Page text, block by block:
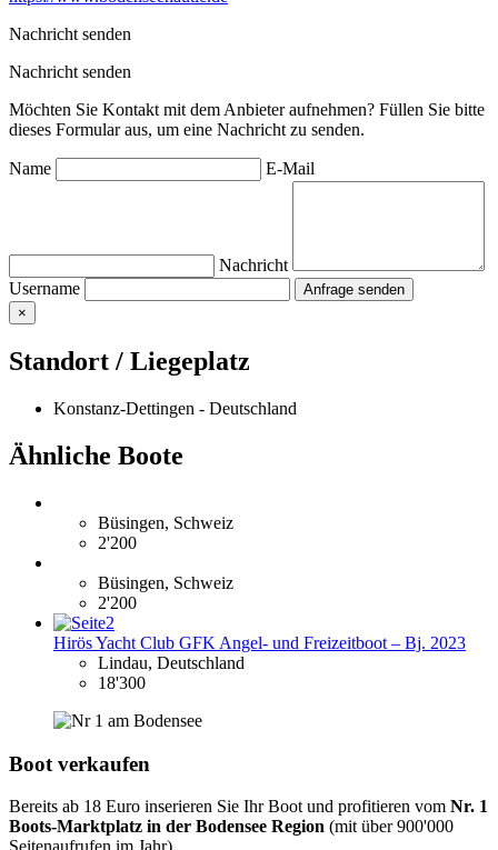
Nachricht senden
Nachricht senden
Möchten Sie Kontakt mit dem Anbieter aufnehmen? Füllen Sie bitte
dieses Formular aus, um eine Nachricht zu senden.
Name E-Mail
Nachricht
Username
×
Standort / Liegeplatz
Konstanz-Dettingen - Deutschland
Ähnliche Boote
Büsingen, Schweiz
2'200
Büsingen, Schweiz
2'200
Hirös Yacht Club GFK Angel- und Freizeitboot – Bj. 2023
Lindau, Deutschland
18'300
Boot verkaufen
Bereits ab 18 Euro inserieren Sie Ihr Boot und profitieren vom Nr. 1
Boots-Marktplatz in der Bodensee Region (mit über 900'000